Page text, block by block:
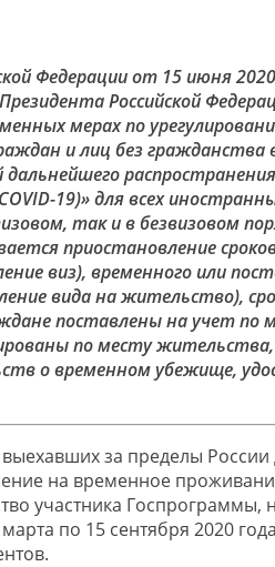
Федерации от 15 июня
Российской
мерах по
и лиц без гражданства в
дальнейшего
19)» для всех
так и в безвизовом
приостановление
виз), временного или
вида на жительство),
поставлены на учет по
по месту
о временном убежище,
за пределы России
на временное
участника Госпрограммы,
по 15 сентября 2020